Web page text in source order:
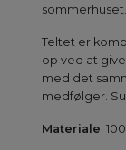
sommerhuset.
Teltet er
op ved at
med det
medfølger.
Materiale: